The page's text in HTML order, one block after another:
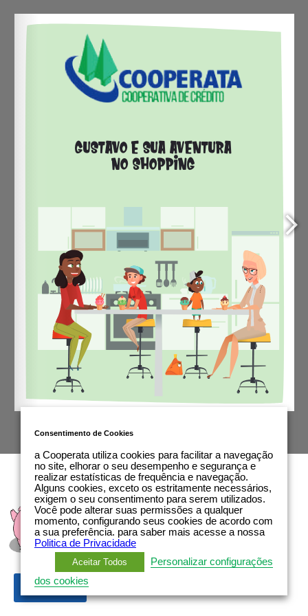
1/16
Voltar
Consentimento de Cookies
a Cooperata utiliza cookies para facilitar a navegação
no site, elhorar o seu desempenho e segurança e
realizar estatísticas de frequência e navegação.
Alguns cookies, exceto os estritamente necessários,
exigem o seu consentimento para serem utilizados.
Você pode alterar suas permissões a qualquer
momento, configurando seus cookies de acordo com
a sua preferência. para saber mais acesse a nossa
Politica de Privacidade
Aceitar Todos
Personalizar configurações
dos cookies